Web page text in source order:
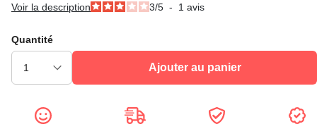
Voir la description 3/5 - 1 avis
Quantité
Ajouter au panier